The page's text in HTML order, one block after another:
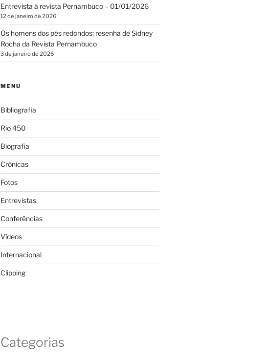
Entrevista à revista Pernambuco – 01/01/2026
12 de janeiro de 2026
Os homens dos pés redondos: resenha de Sidney
Rocha da Revista Pernambuco
3 de janeiro de 2026
MENU
Bibliografia
Rio 450
Biografia
Crônicas
Fotos
Entrevistas
Conferências
Vídeos
Internacional
Clipping
Categorias